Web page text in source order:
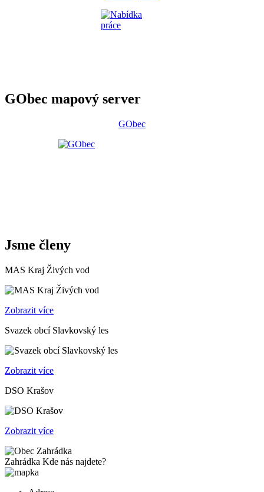
GObec mapový server
GObec
Jsme členy
MAS Kraj Živých vod
Zobrazit více
Svazek obcí Slavkovský les
Zobrazit více
DSO Krašov
Zobrazit více
Zahrádka Kde nás najdete?